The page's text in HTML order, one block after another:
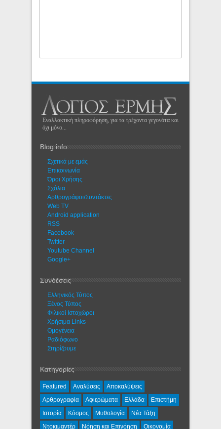
Εναλλακτική πληροφόρηση, για τα τρέχοντα γεγονότα και
όχι μόνο...
Blog info
Σχετικά με εμάς
Eπικοινωνία
Όροι Χρήσης
Σχόλια
Αρθρογράφοι/Συντάκτες
Web TV
Android application
RSS
Facebook
Twitter
Youtube Channel
Google+
Συνδέσεις
Ελληνικός Τύπος
Ξένος Τύπος
Φιλικοί Ιστοχώροι
Χρήσιμα Links
Ομογένεια
Ραδιόφωνο
Στηρίζουμε
Κατηγορίες
Featured Αναλύσεις
Αποκαλύψεις
Αρθρογραφία
Αφιερώματα Ελλάδα
Επιστήμη
Ιστορία
Κόσμος Μυθολογία
Νέα Τάξη
Ντοκιμαντέρ
Νόηση και Επινόηση Οικονομία